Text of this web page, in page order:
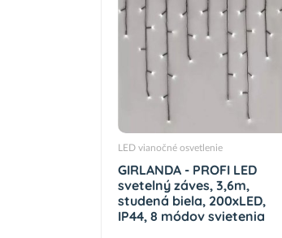
LED vianočné osvetlenie
GIRLANDA - PROFI LED
svetelný záves, 3,6m,
studená biela, 200xLED,
IP44, 8 módov svietenia